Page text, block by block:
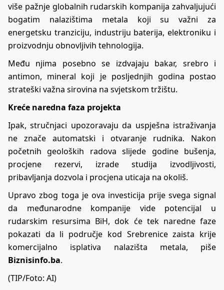
više pažnje globalnih rudarskih kompanija zahvaljujući
bogatim nalazištima metala koji su važni za
energetsku tranziciju, industriju baterija, elektroniku i
proizvodnju obnovljivih tehnologija.
Među njima posebno se izdvajaju bakar, srebro i
antimon, mineral koji je posljednjih godina postao
strateški važna sirovina na svjetskom tržištu.
Kreće naredna faza projekta
Ipak, stručnjaci upozoravaju da uspješna istraživanja
ne znače automatski i otvaranje rudnika. Nakon
početnih geoloških radova slijede godine bušenja,
procjene rezervi, izrade studija izvodljivosti,
pribavljanja dozvola i procjena uticaja na okoliš.
Upravo zbog toga je ova investicija prije svega signal
da međunarodne kompanije vide potencijal u
rudarskim resursima BiH, dok će tek naredne faze
pokazati da li područje kod Srebrenice zaista krije
komercijalno isplativa nalazišta metala, piše
Biznisinfo.ba.
(TIP/Foto: AI)